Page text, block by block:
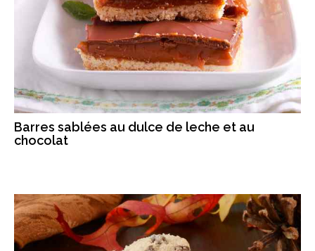
Barres sablées au dulce de leche et au
chocolat